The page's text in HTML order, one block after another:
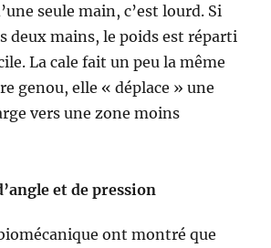
seule main, c’est lourd. Si
deux mains, le poids est réparti
La cale fait un peu la même
genou, elle « déplace » une
vers une zone moins
et de pression
ont montré que